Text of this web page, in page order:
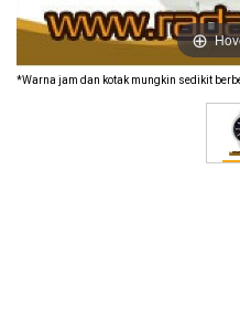
*Warna jam dan kotak mungkin sedikit